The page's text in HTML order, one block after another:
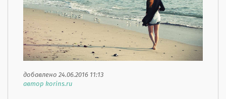
добавлено 24.06.2016 11:13
автор korins.ru